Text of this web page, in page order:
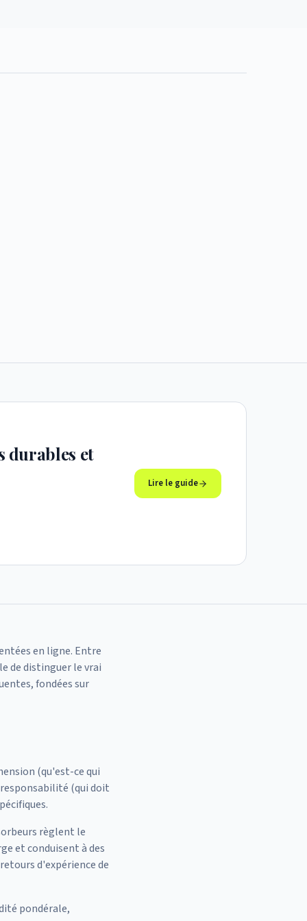
durables et
Lire le guide
en ligne. Entre
de distinguer le vrai
fondées sur
(qu'est-ce qui
(qui doit
règlent le
et conduisent à des
d'expérience de
pondérale,